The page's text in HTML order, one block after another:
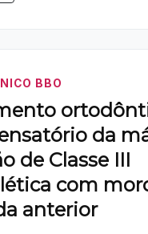
BBO
da
de Classe III
com
anterior